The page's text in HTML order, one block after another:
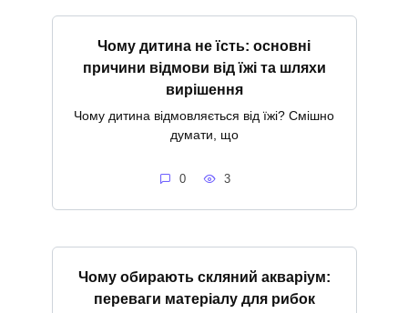
Чому дитина не їсть: основні
причини відмови від їжі та шляхи
вирішення
Чому дитина відмовляється від їжі? Смішно
думати, що
0 3
Чому обирають скляний акваріум:
переваги матеріалу для рибок